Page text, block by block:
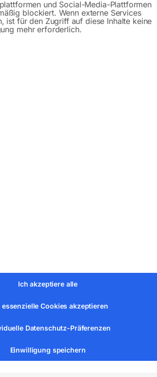
Produktsicherheit
der StVO in Österreich erlaubt.
angewendet werden.
und Social-Media-Plattformen
blockiert. Wenn externe Services
ist für den Zugriff auf diese Inhalte keine
mehr erforderlich.
Ich akzeptiere alle
essenzielle Cookies akzeptieren
Datenschutz-Präferenzen
Einwilligung speichern